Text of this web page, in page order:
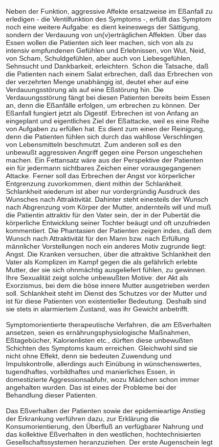
Neben der Funktion, aggressive Affekte ersatzweise im Eßanfall zu
erledigen - die Ventilfunktion des Symptoms -, erfüllt das Symptom
noch eine weitere Aufgabe: es dient keineswegs der Sättigung,
sondern der Verdauung von un(v)erträglichen Affekten. Über das
Essen wollen die Patienten sich leer machen, sich von als zu
intensiv empfundenen Gefühlen und Erlebnissen, von Wut, Neid,
von Scham, Schuldgefühlen, aber auch von Liebesgefühlen,
Sehnsucht und Dankbarkeit, erleichtern. Schon die Tatsache, daß
die Patienten nach einem Salat erbrechen, daß das Erbrechen von
der verzehrten Menge unabhängig ist, deutet eher auf eine
Verdauungsstörung als auf eine Eßstörung hin. Die
Verdauungsstörung fängt bei diesen Patienten bereits beim Essen
an, denn die Eßanfälle erfolgen, um erbrechen zu können. Der
Eßanfall fungiert jetzt als Digestif. Erbrechen ist von Anfang an
eingeplant und eigentliches Ziel der Eßattacke, weil es eine Reihe
von Aufgaben zu erfüllen hat. Es dient zum einen der Reinigung,
denn die Patienten fühlen sich durch das wahllose Verschlingen
von Lebensmitteln beschmutzt. Zum anderen soll es den
unbewußt aggressiven Angriff gegen eine Person ungeschehen
machen. Ein Fettansatz wäre aus der Perspektive der Patienten
ein für jedermann sichtbares Zeichen einer vorausgegangenen
Attacke. Ferner soll das Erbrechen der Angst vor körperlicher
Entgrenzung zuvorkommen, dient mithin der Schlankheit.
Schlankheit wiederum ist aber nur vordergründig Ausdruck des
Wunsches nach Attraktivität. Dahinter steht einesteils der Wunsch
nach Abgrenzung vom Körper der Mutter, andernteils will und muß
die Patientin attraktiv für den Vater sein, der in der Pubertät die
körperliche Entwicklung seiner Tochter beäugt und oft unzufrieden
kommentiert. Die Phantasien der Patienten zeigen indes, daß dem
Wunsch nach Attraktivität für den Mann bzw. nach Erfüllung
männlicher Vorstellungen noch ein anderes Motiv zugrunde liegt:
Angst. Die Kranken versuchen, über die attraktive Schlankheit den
Vater als Komplizen im Kampf gegen die als gefährlich erlebte
Mutter, der sie sich ohnmächtig ausgeliefert fühlen, zu gewinnen.
Ihre Sexualität zeigt solche unbewußten Motive: der Akt als
Exorzismus, bei dem die böse innere Mutter ausgetrieben werden
soll. Schlankheit steht im Dienst des Schutzes vor der Mutter und
ist für diese Patienten von existentieller Bedeutung. Deshalb sind
sie stets in alarmiertem Zustand, was ihr Gewicht anbetrifft.
Symptomorientierte therapeutische Verfahren, die am Eßverhalten
ansetzen, seien es ernährungsphysiologische Maßnahmen,
Eßtagebücher, Kalorienlisten etc., dürften diese unbewußten
Schichten des Symptoms kaum erreichen. Gleichwohl sind sie
nicht ohne Effekt, denn sie bedeuten Zuwendung und
Impulskontrolle, allerdings auch Einübung in wünschenswertes,
tugendhaftes, vorbildhaftes und manierliches Essen, in
domestizierte Aggressionsabfuhr, wozu Mädchen schon immer
angehalten wurden. Das ist eines der Probleme bei der
Behandlung dieser Patienten.
Das Eßverhalten der Patienten sowie der epidemieartige Anstieg
der Erkrankung verführen dazu, zur Erklärung die
Konsumorientierung, den Überfluß an verfügbarer Nahrung und
das kollektive Eßverhalten in den westlichen, hochtechnisierten
Gesellschaftssystemen heranzuziehen. Der erste Augenschein legt